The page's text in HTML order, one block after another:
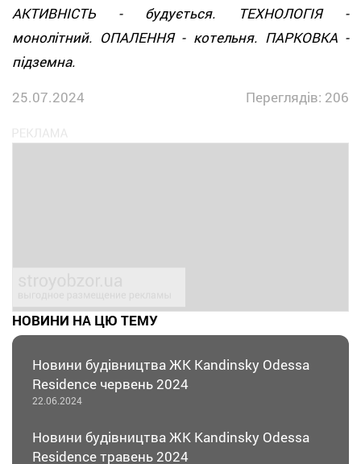
АКТИВНІСТЬ - будується. ТЕХНОЛОГІЯ -
монолітний. ОПАЛЕННЯ - котельня. ПАРКОВКА -
підземна.
25.07.2024
Переглядів: 206
НОВИНИ НА ЦЮ ТЕМУ
Новини будівництва ЖК Kandinsky Odessa
Residence червень 2024
22.06.2024
Новини будівництва ЖК Kandinsky Odessa
Residence травень 2024